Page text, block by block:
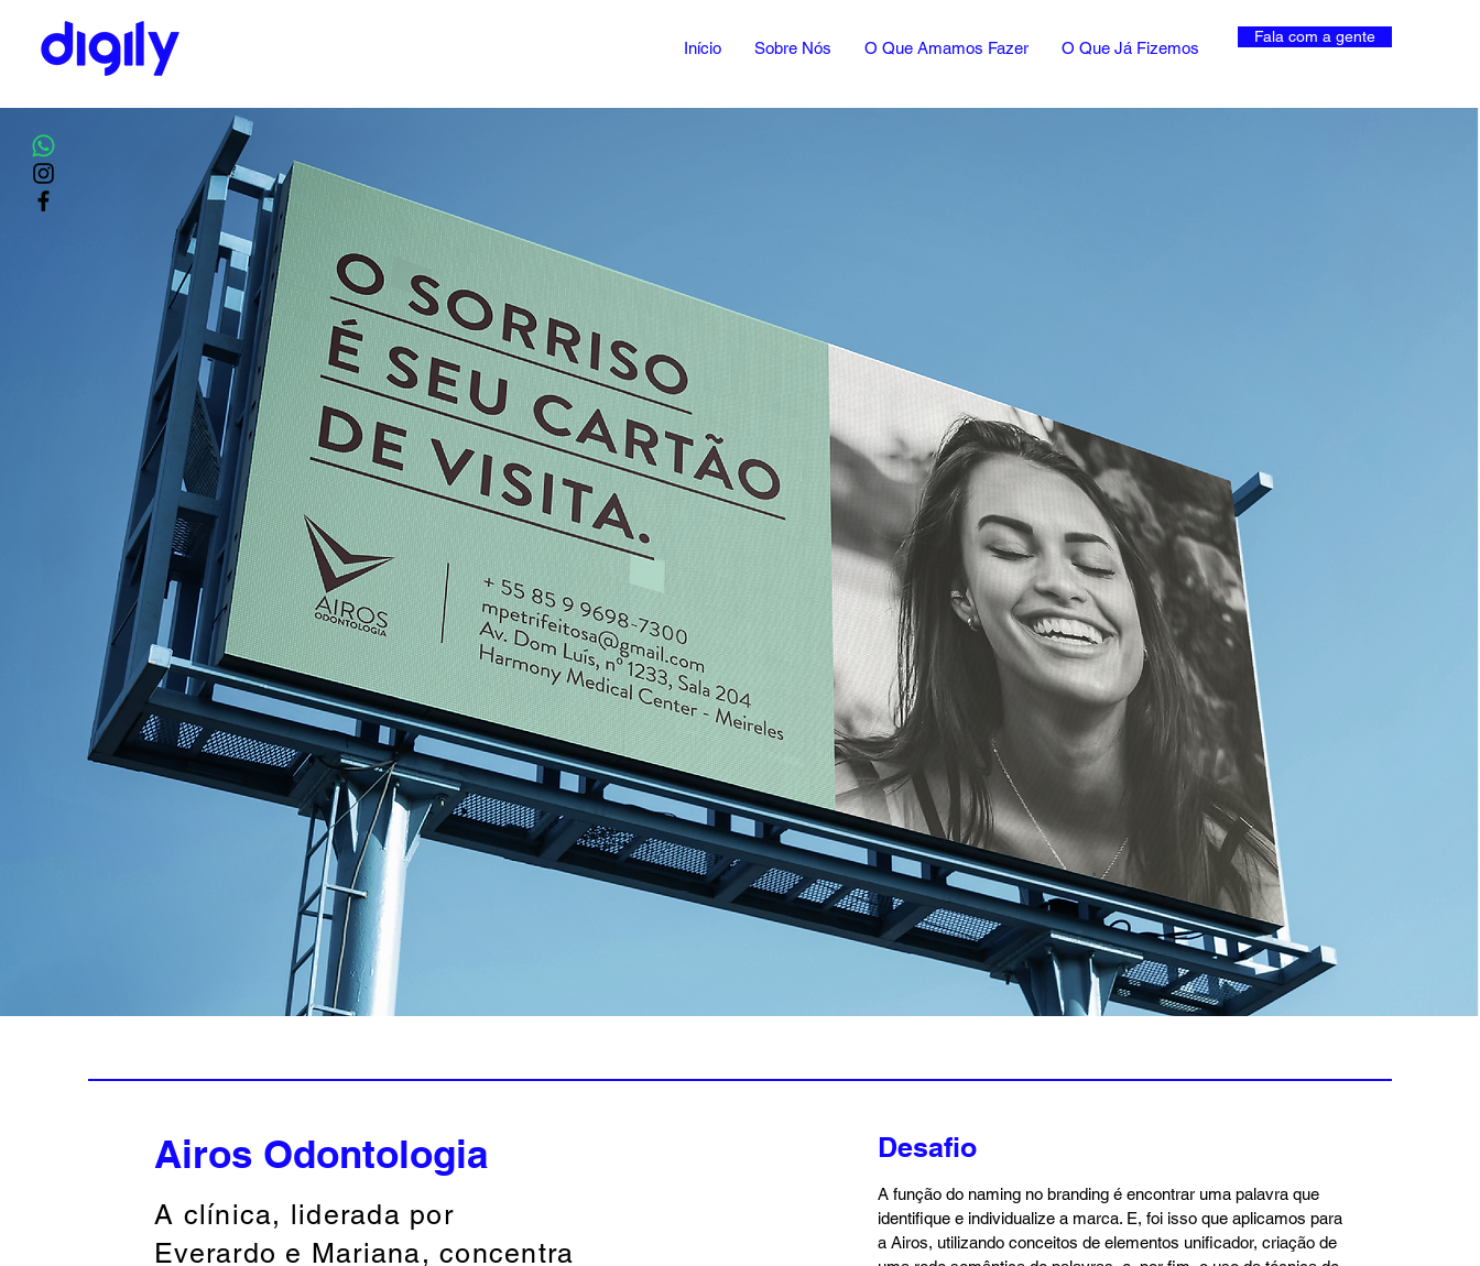
Início Sobre Nós O Que Amamos Fazer O Que Já Fizemos
Fala com a gente
Airos Odontologia
A clínica, liderada por
Everardo e Mariana, concentra
Desafio
A função do naming no branding é encontrar uma palavra que
identifique e individualize a marca. E, foi isso que aplicamos para
a Airos, utilizando conceitos de elementos unificador, criação de